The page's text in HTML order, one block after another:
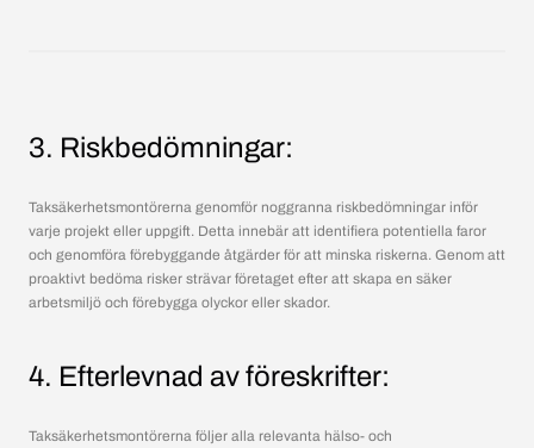
3. Riskbedömningar:
Taksäkerhetsmontörerna genomför noggranna riskbedömningar inför
varje projekt eller uppgift. Detta innebär att identifiera potentiella faror
och genomföra förebyggande åtgärder för att minska riskerna. Genom att
proaktivt bedöma risker strävar företaget efter att skapa en säker
arbetsmiljö och förebygga olyckor eller skador.
4. Efterlevnad av föreskrifter:
Taksäkerhetsmontörerna följer alla relevanta hälso- och